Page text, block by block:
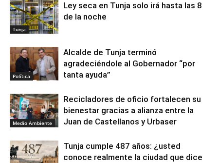
Tunja
Ley seca en Tunja solo irá hasta las 8
de la noche
Política
Alcalde de Tunja terminó
agradeciéndole al Gobernador “por
tanta ayuda”
Medio Ambiente
Recicladores de oficio fortalecen su
bienestar gracias a alianza entre la
Juan de Castellanos y Urbaser
Tunja cumple 487 años: ¿usted
conoce realmente la ciudad que dice